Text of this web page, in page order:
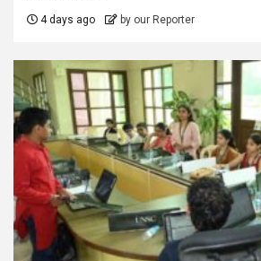
4 days ago by our Reporter